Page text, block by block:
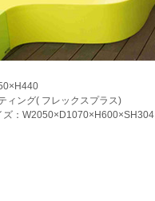
ィング( フレックスプラス)
：W2050×D1070×H600×SH304